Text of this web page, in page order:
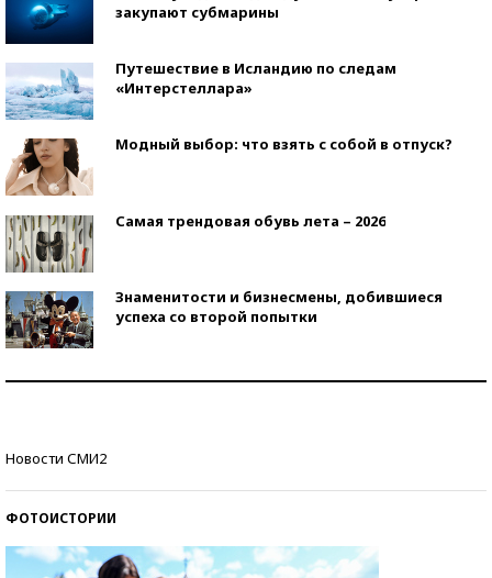
закупают субмарины
Путешествие в Исландию по следам
«Интерстеллара»
Модный выбор: что взять с собой в отпуск?
Самая трендовая обувь лета – 2026
Знаменитости и бизнесмены, добившиеся
успеха со второй попытки
Новости СМИ2
ФОТОИСТОРИИ